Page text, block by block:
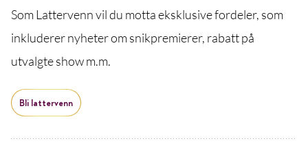
Som Lattervenn vil du motta eksklusive fordeler, som
inkluderer nyheter om snikpremierer, rabatt på
utvalgte show m.m.
Bli lattervenn